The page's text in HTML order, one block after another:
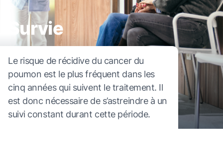
Survie
Le risque de récidive du cancer du
poumon est le plus fréquent dans les
cinq années qui suivent le traitement. Il
est donc nécessaire de s’astreindre à un
suivi constant durant cette période.